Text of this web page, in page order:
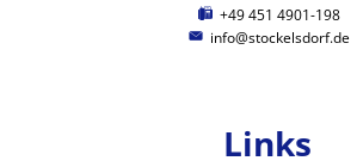
+49 451 4901-198
info@stockelsdorf.de
Links